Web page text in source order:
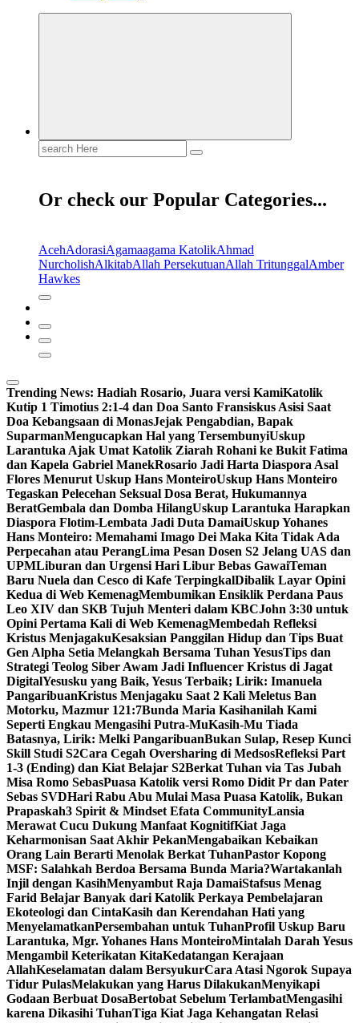
Search
for:
Or check our Popular Categories...
AcehAdorasiAgamaagama KatolikAhmad
NurcholishAlkitabAllah PersekutuanAllah TritunggalAmber
Hawkes
Trending News: Hadiah Rosario, Juara versi KamiKatolik
Kutip 1 Timotius 2:1-4 dan Doa Santo Fransiskus Asisi Saat
Doa Kebangsaan di MonasJejak Pengabdian, Bapak
SuparmanMengucapkan Hal yang TersembunyiUskup
Larantuka Ajak Umat Katolik Ziarah Rohani ke Bukit Fatima
dan Kapela Gabriel ManekRosario Jadi Harta Diaspora Asal
Flores Menurut Uskup Hans MonteiroUskup Hans Monteiro
Tegaskan Pelecehan Seksual Dosa Berat, Hukumannya
BeratGembala dan Domba HilangUskup Larantuka Harapkan
Diaspora Flotim-Lembata Jadi Duta DamaiUskup Yohanes
Hans Monteiro: Memahami Imago Dei Maka Kita Tidak Ada
Perpecahan atau PerangLima Pesan Dosen S2 Jelang UAS dan
UPMLiburan dan Urgensi Hari Libur Bebas GawaiTeman
Baru Nuela dan Cesco di Kafe TerpingkalDibalik Layar Opini
Kedua di Web KemenagMembumikan Ensiklik Perdana Paus
Leo XIV dan SKB Tujuh Menteri dalam KBCJohn 3:30 untuk
Opini Pertama Kali di Web KemenagMembedah Refleksi
Kristus MenjagakuKesaksian Panggilan Hidup dan Tips Buat
Gen Alpha Setia Melangkah Bersama Tuhan YesusTips dan
Strategi Teolog Siber Awam Jadi Influencer Kristus di Jagat
DigitalYesusku yang Baik, Yesus Terbaik; Lirik: Imanuela
PangaribuanKristus Menjagaku Saat 2 Kali Meletus Ban
Motorku, Mazmur 121:7Bunda Maria Kasihanilah Kami
Seperti Engkau Mengasihi Putra-MuKasih-Mu Tiada
Batasnya, Lirik: Melki PangaribuanBukan Sulap, Resep Kunci
Skill Studi S2Cara Cegah Oversharing di MedsosRefleksi Part
1-3 (Ending) dan Kiat Belajar S2Berkat Tuhan via Tas Jubah
Misa Romo SebasPuasa Katolik versi Romo Didit Pr dan Pater
Sebas SVDHari Rabu Abu Mulai Masa Puasa Katolik, Bukan
Prapaskah3 Spirit & Mindset Efata CommunityLansia
Merawat Cucu Dukung Manfaat KognitifKiat Jaga
Keharmonisan Saat Akhir PekanMengabaikan Kebaikan
Orang Lain Berarti Menolak Berkat TuhanPastor Kopong
MSF: Salahkah Berdoa Bersama Bunda Maria?Wartakanlah
Injil dengan KasihMenyambut Raja DamaiStafsus Menag
Farid Belajar Banyak dari Katolik Perkaya Pembelajaran
Ekoteologi dan CintaKasih dan Kerendahan Hati yang
MenyelamatkanPersembahan untuk TuhanProfil Uskup Baru
Larantuka, Mgr. Yohanes Hans MonteiroMintalah Darah Yesus
Mengambil Keterikatan KitaKedatangan Kerajaan
AllahKeselamatan dalam BersyukurCara Atasi Ngorok Supaya
Tidur PulasMelakukan yang Harus DilakukanMenyikapi
Godaan Berbuat DosaBertobat Sebelum TerlambatMengasihi
karena Dikasihi TuhanTiga Kiat Jaga Kehangatan Relasi